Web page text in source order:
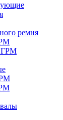
ремня
ГРМ